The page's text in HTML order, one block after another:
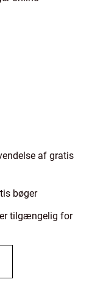
af gratis
bøger
tilgængelig for